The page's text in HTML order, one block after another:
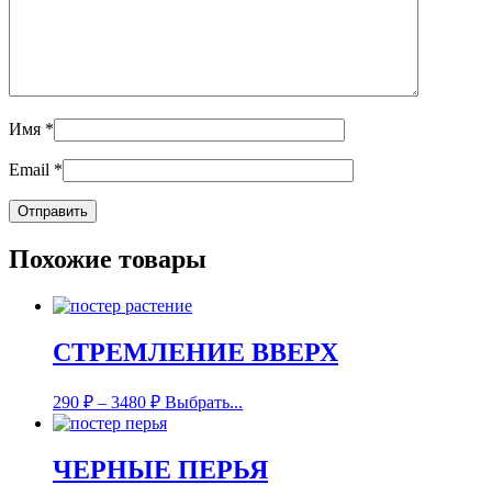
Имя *
Email *
Похожие товары
СТРЕМЛЕНИЕ ВВЕРХ
290 ₽ – 3480 ₽ Выбрать...
ЧЕРНЫЕ ПЕРЬЯ